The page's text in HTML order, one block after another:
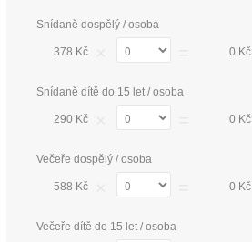
Snídaně dospělý / osoba
378 Kč 0 Kč
Snídaně dítě do 15 let / osoba
290 Kč 0 Kč
Večeře dospělý / osoba
588 Kč 0 Kč
Večeře dítě do 15 let / osoba